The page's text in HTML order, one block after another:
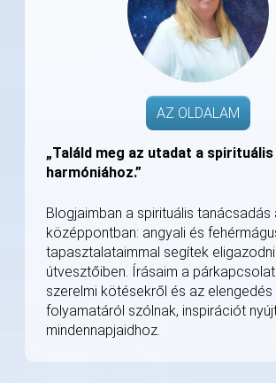
AZ OLDALAM
„Találd meg az utadat a spirituális
harmóniához.”
Blogjaimban a spirituális tanácsadás
középpontban: angyali és
tapasztalataimmal segítek
útvesztőiben. Írásaim a
szerelmi kötésekről és az
folyamatáról szólnak, inspirációt
mindennapjaidhoz.